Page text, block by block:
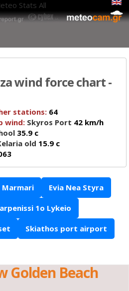
Stats All
wind force chart -
stations: 64
wind: Skyros Port 42 km/h
35.9 c
old 15.9 c
Marmari Evia Nea Styra
1o Lykeio
Skiathos port airport
Golden Beach